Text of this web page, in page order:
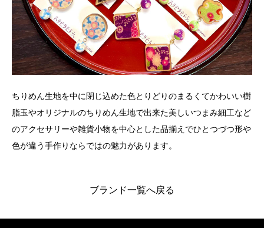
ちりめん生地を中に閉じ込めた色とりどりのまるくてかわいい樹
脂玉やオリジナルのちりめん生地で出来た美しいつまみ細工など
のアクセサリーや雑貨小物を中心とした品揃えでひとつづつ形や
色が違う手作りならではの魅力があります。
ブランド一覧へ戻る